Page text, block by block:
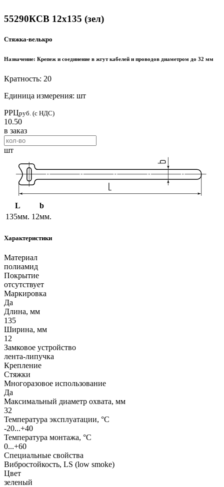
55290КСВ 12х135 (зел)
Стяжка-велькро
Назначение: Крепеж и соединение в жгут кабелей и проводов диаметром до 32 мм
Кратность: 20
Единица измерения: шт
РРЦруб. (с НДС)
10.50
в заказ
шт
L
b
135мм. 12мм.
Характеристики
Материал
полиамид
Покрытие
отсутствует
Маркировка
Да
Длина, мм
135
Ширина, мм
12
Замковое устройство
лента-липучка
Крепление
Стяжки
Многоразовое использование
Да
Максимальный диаметр охвата, мм
32
Температура эксплуатации, °C
-20...+40
Температура монтажа, °C
0...+60
Специальные свойства
Вибростойкость, LS (low smoke)
Цвет
зеленый